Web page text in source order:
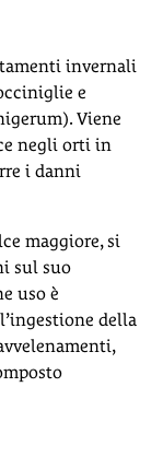
invernali
e
Viene
negli orti in
i danni
maggiore, si
sul suo
uso è
della